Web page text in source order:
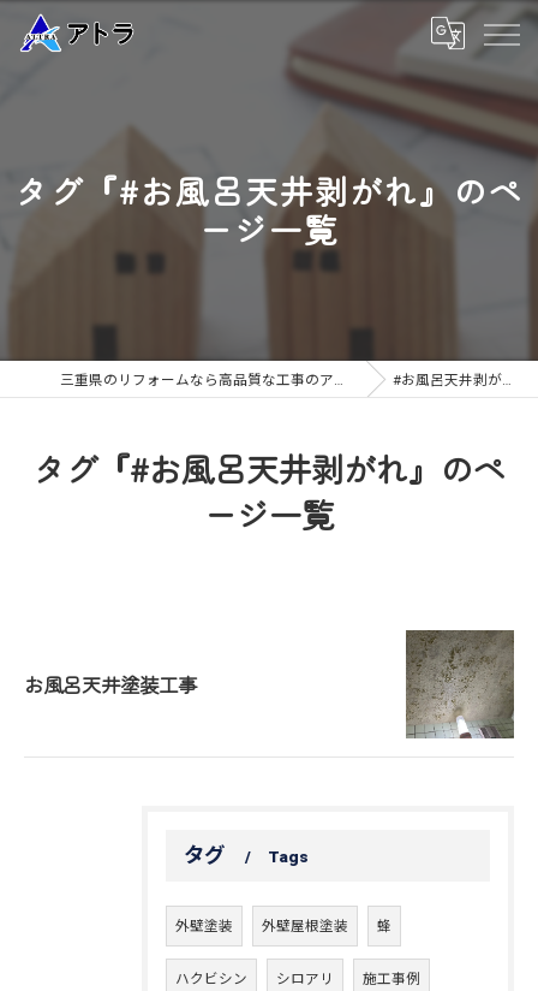
タグ『#お風呂天井剥がれ』のペ
ージ一覧
三重県のリフォームなら高品質な工事のアトラ #お風呂天井剥がれ
タグ『#お風呂天井剥がれ』のペ
ージ一覧
お風呂天井塗装工事
タグ Tags
外壁塗装 外壁屋根塗装 蜂
ハクビシン シロアリ 施工事例